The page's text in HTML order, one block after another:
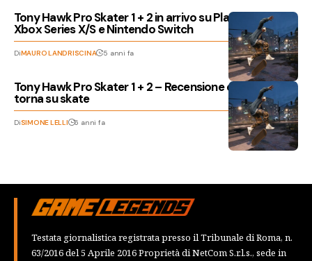
Tony Hawk Pro Skater 1 + 2 in arrivo su PlayStation 5,
Xbox Series X/S e Nintendo Switch
DiMAURO LANDRISCINA 5 anni fa
Tony Hawk Pro Skater 1 + 2 – Recensione del remake, si
torna su skate
DiSIMONE LELLI 6 anni fa
Testata giornalistica registrata presso il Tribunale di Roma, n.
63/2016 del 5 Aprile 2016 Proprietà di NetCom S.r.l.s., sede in